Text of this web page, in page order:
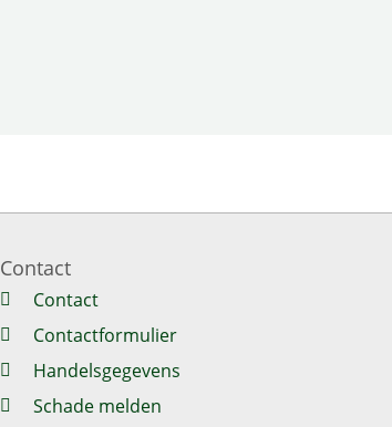
Contact
Contact
Contactformulier
Handelsgegevens
Schade melden